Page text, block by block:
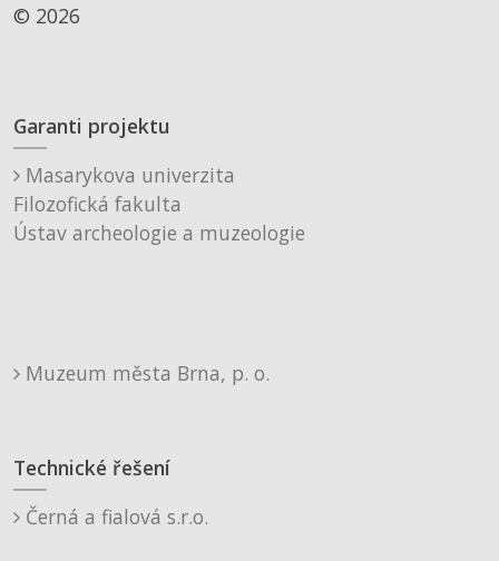
© 2026
Garanti projektu
Masarykova univerzita
Filozofická fakulta
Ústav archeologie a muzeologie
Muzeum města Brna, p. o.
Technické řešení
Černá a fialová s.r.o.